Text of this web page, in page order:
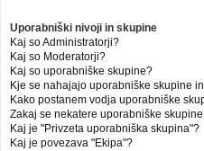
Uporabniški nivoji in skupine
Kaj so Administratorji?
Kaj so Moderatorji?
Kaj so uporabniške skupine?
Kje se nahajajo uporabniške skupine
Kako postanem vodja uporabniške
Zakaj se nekatere uporabniške
Kaj je "Privzeta uporabniška skupina"?
Kaj je povezava "Ekipa"?